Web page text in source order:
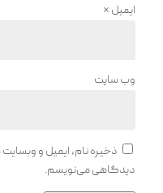
ایمیل *
وب‌ سایت
ذخیره نام، ایمیل و
دیدگاهی می‌نویسم.